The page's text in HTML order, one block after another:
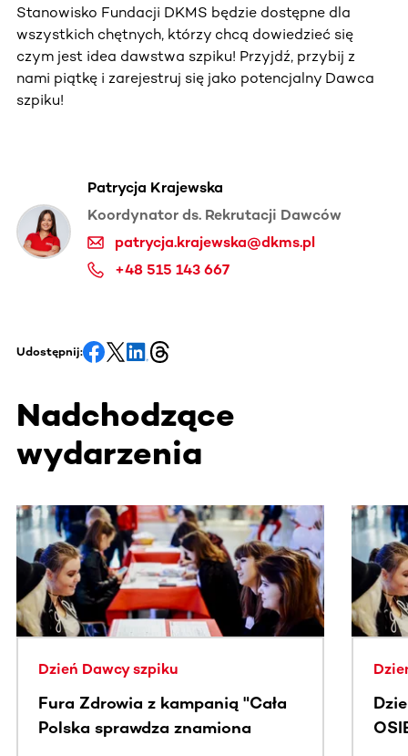
Stanowisko Fundacji DKMS będzie dostępne dla
wszystkich chętnych, którzy chcą dowiedzieć się
czym jest idea dawstwa szpiku! Przyjdź, przybij z
nami piątkę i zarejestruj się jako potencjalny Dawca
szpiku!
Patrycja Krajewska
Koordynator ds. Rekrutacji Dawców
patrycja.krajewska@dkms.pl
+48 515 143 667
Udostępnij:
Nadchodzące
wydarzenia
Ta sekcja zawiera treści przewijane w poziomie. Użyj
Dzień Dawcy szpiku
Fura Zdrowia z kampanią "Cała
Polska sprawdza znamiona